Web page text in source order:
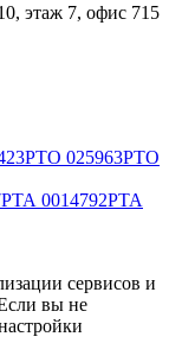
этаж 7, офис 715
РТО 025963РТО
РТА 0014792РТА
сервисов и
вы не